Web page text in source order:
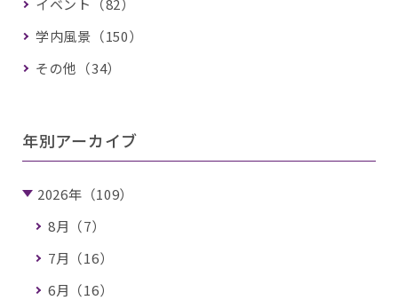
イベント（82）
学内風景（150）
その他（34）
年別アーカイブ
2026年（109）
8月（7）
7月（16）
6月（16）